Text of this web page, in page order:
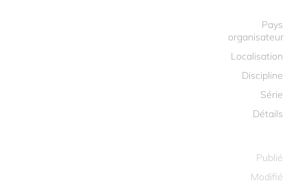
Pays
organisateur
Localisation
Discipline
Série
Détails
Publié
Modifié